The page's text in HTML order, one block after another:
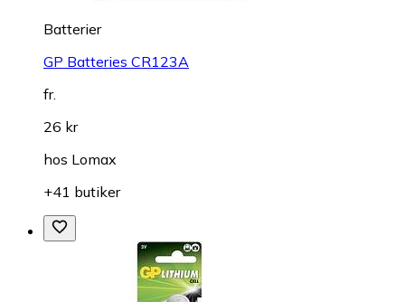
Batterier
GP Batteries CR123A
fr.
26 kr
hos Lomax
+41 butiker